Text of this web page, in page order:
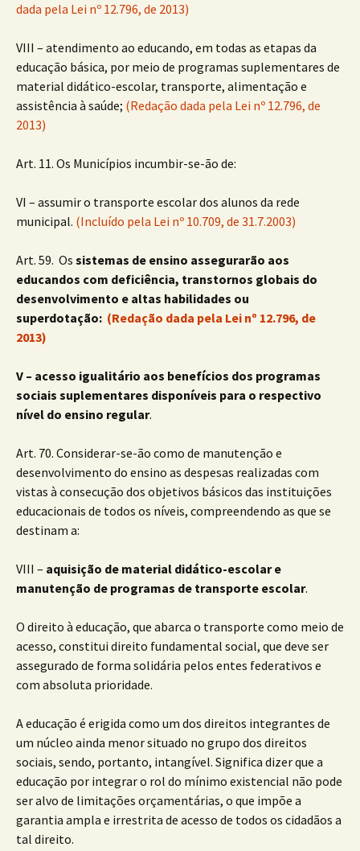
dada pela Lei nº 12.796, de 2013)
VIII – atendimento ao educando, em todas as etapas da
educação básica, por meio de programas suplementares de
material didático-escolar, transporte, alimentação e
assistência à saúde; (Redação dada pela Lei nº 12.796, de
2013)
Art. 11. Os Municípios incumbir-se-ão de:
VI – assumir o transporte escolar dos alunos da rede
municipal. (Incluído pela Lei nº 10.709, de 31.7.2003)
Art. 59. Os sistemas de ensino assegurarão aos
educandos com deficiência, transtornos globais do
desenvolvimento e altas habilidades ou
superdotação: (Redação dada pela Lei nº 12.796, de
2013)
V – acesso igualitário aos benefícios dos programas
sociais suplementares disponíveis para o respectivo
nível do ensino regular.
Art. 70. Considerar-se-ão como de manutenção e
desenvolvimento do ensino as despesas realizadas com
vistas à consecução dos objetivos básicos das instituições
educacionais de todos os níveis, compreendendo as que se
destinam a:
VIII – aquisição de material didático-escolar e
manutenção de programas de transporte escolar.
O direito à educação, que abarca o transporte como meio de
acesso, constitui direito fundamental social, que deve ser
assegurado de forma solidária pelos entes federativos e
com absoluta prioridade.
A educação é erigida como um dos direitos integrantes de
um núcleo ainda menor situado no grupo dos direitos
sociais, sendo, portanto, intangível. Significa dizer que a
educação por integrar o rol do mínimo existencial não pode
ser alvo de limitações orçamentárias, o que impõe a
garantia ampla e irrestrita de acesso de todos os cidadãos a
tal direito.